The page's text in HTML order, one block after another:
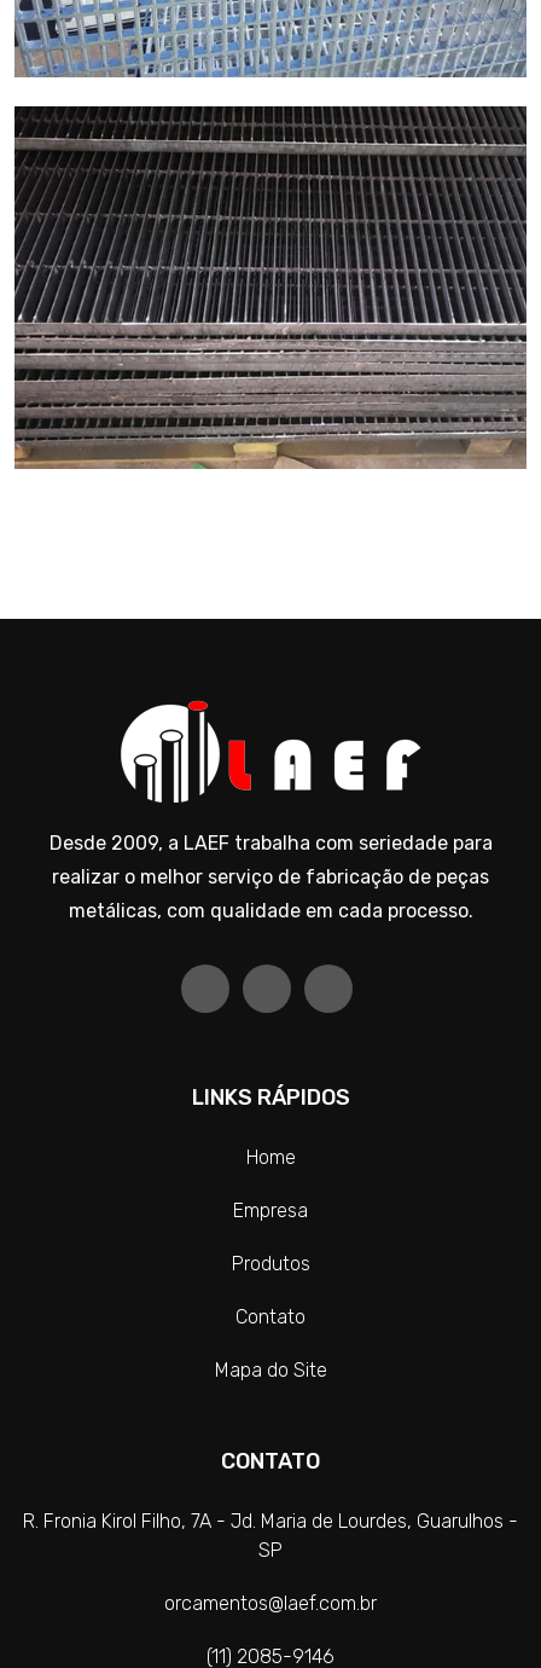
Desde 2009, a LAEF trabalha com seriedade para
realizar o melhor serviço de fabricação de peças
metálicas, com qualidade em cada processo.
LINKS RÁPIDOS
Home
Empresa
Produtos
Contato
Mapa do Site
CONTATO
R. Fronia Kirol Filho, 7A - Jd. Maria de Lourdes, Guarulhos -
SP
orcamentos@laef.com.br
(11) 2085-9146